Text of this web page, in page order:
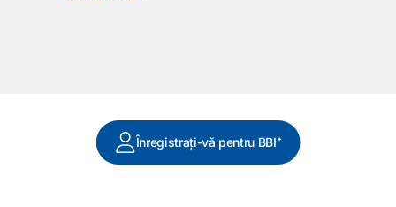
Înregistraţi-vă pentru BBI⁺